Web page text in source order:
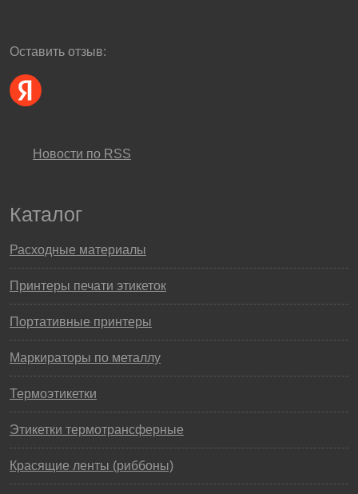
Оставить отзыв:
Новости по RSS
Каталог
Расходные материалы
Принтеры печати этикеток
Портативные принтеры
Маркираторы по металлу
Термоэтикетки
Этикетки термотрансферные
Красящие ленты (риббоны)